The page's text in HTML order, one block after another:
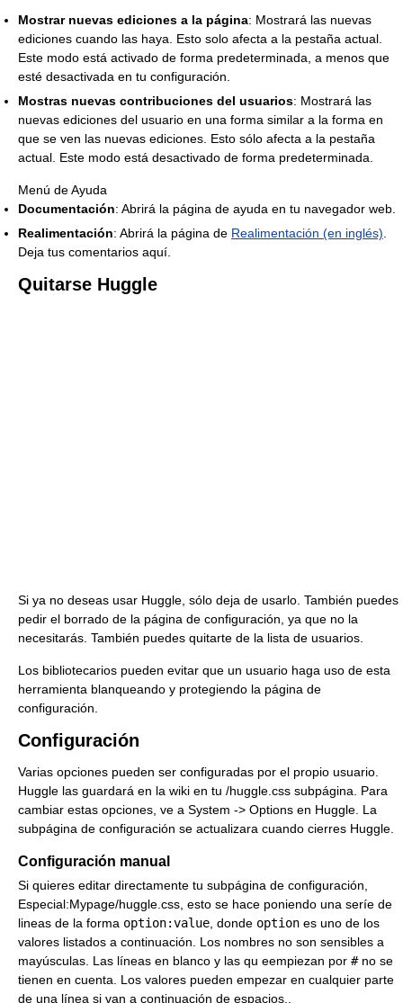
Mostrar nuevas ediciones a la página: Mostrará las nuevas
ediciones cuando las haya. Esto solo afecta a la pestaña actual.
Este modo está activado de forma predeterminada, a menos que
esté desactivada en tu configuración.
Mostras nuevas contribuciones del usuarios: Mostrará las
nuevas ediciones del usuario en una forma similar a la forma en
que se ven las nuevas ediciones. Esto sólo afecta a la pestaña
actual. Este modo está desactivado de forma predeterminada.
Menú de Ayuda
Documentación: Abrirá la página de ayuda en tu navegador web.
Realimentación: Abrirá la página de Realimentación (en inglés)
Deja tus comentarios aquí.
Quitarse Huggle
Si ya no deseas usar Huggle, sólo deja de usarlo. También puedes
pedir el borrado de la página de configuración, ya que no la
necesitarás. También puedes quitarte de la lista de usuarios.
Los bibliotecarios pueden evitar que un usuario haga uso de esta
herramienta blanqueando y protegiendo la página de
configuración.
Configuración
Varias opciones pueden ser configuradas por el propio usuario.
Huggle las guardará en la wiki en tu /huggle.css subpágina. Para
cambiar estas opciones, ve a System -> Options en Huggle. La
subpágina de configuración se actualizara cuando cierres Huggle.
Configuración manual
Si quieres editar directamente tu subpágina de configuración,
Especial:Mypage/huggle.css, esto se hace poniendo una seríe de
lineas de la forma option:value , donde option es uno de los
valores listados a continuación. Los nombres no son sensibles a
mayúsculas. Las líneas en blanco y las qu eempiezan por #no se
tienen en cuenta. Los valores pueden empezar en cualquier parte
de una línea si van a continuación de espacios..